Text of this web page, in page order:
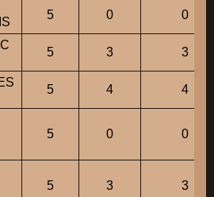
5 0 0
5 3 3
5 4 4
5 0 0
5 3 3